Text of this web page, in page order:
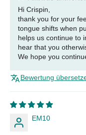
Hi Crispin,
thank you for your
tongue shifts when
helps us continue to
hear that you
We hope you
Bewertung
EM10